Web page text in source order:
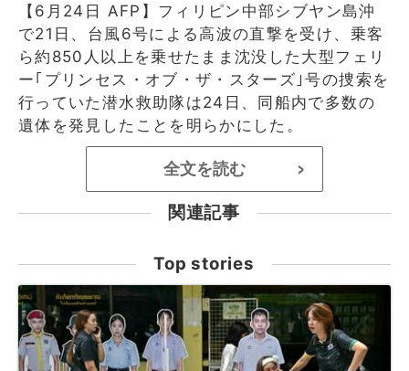
【6月24日 AFP】フィリピン中部シブヤン島沖
で21日、台風6号による高波の直撃を受け、乗客
ら約850人以上を乗せたまま沈没した大型フェリ
ー｢プリンセス・オブ・ザ・スターズ｣号の捜索を
行っていた潜水救助隊は24日、同船内で多数の
遺体を発見したことを明らかにした。
全文を読む >
関連記事
Top stories